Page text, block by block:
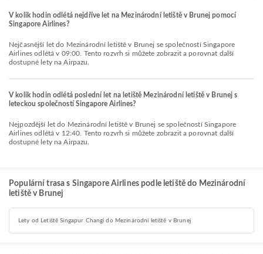
V kolik hodin odlétá nejdříve let na Mezinárodní letiště v Brunej pomocí
Singapore Airlines?
Nejčasnější let do Mezinárodní letiště v Brunej se společností Singapore
Airlines odlétá v 09:00. Tento rozvrh si můžete zobrazit a porovnat další
dostupné lety na Airpazu.
V kolik hodin odlétá poslední let na letiště Mezinárodní letiště v Brunej s
leteckou společností Singapore Airlines?
Nejpozdější let do Mezinárodní letiště v Brunej se společností Singapore
Airlines odlétá v 12:40. Tento rozvrh si můžete zobrazit a porovnat další
dostupné lety na Airpazu.
Populární trasa s Singapore Airlines podle letiště do Mezinárodní
letiště v Brunej
Lety od Letiště Singapur Changi do Mezinárodní letiště v Brunej